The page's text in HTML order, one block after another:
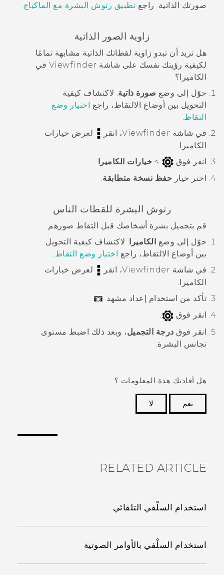
صورتك الذاتية. راجع تطبيق رتوش البشرة مع الماكياج.
زاوية الصور الذاتية
هل تريد أن تبدو زاوية لقطاتك الذاتية مشابهة تمامًا
لكيفية رؤيتك نفسك على شاشة Viewfinder في
الكاميرا؟
حوّل إلى وضع صورة ذاتية لاكتشاف كيفية
التحويل بين أوضاع الالتقاط، راجع اختيار وضع
التقاط
في شاشة Viewfinder، انقر
لعرض خيارات
الكاميرا.
انقر فوق
> خيارات الكاميرا .
اختر خيار حفظ نسخة متطابقة.
رتوش البشرة للقطات الناس
قم بتجميل بشرة أشخاصك قبل التقاط صورهم.
حوّل إلى وضع الكاميرا لاكتشاف كيفية التحويل
بين أوضاع الالتقاط، راجع اختيار وضع التقاط
في شاشة Viewfinder، انقر
لعرض خيارات
الكاميرا.
تأكد من استخدام إعداد مشهد
.
انقر فوق
.
انقر فوق درجة التجميل، وبعد ذلك اضبط مستوى
تجانس البشرة.
هل أفادتك هذة المعلومات ؟
نعم
لا
RELATED ARTICLE
استخدام السلْفي التلقائي
استخدام السلْفي بالأوامر الصوتية